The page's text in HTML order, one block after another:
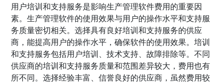
用户培训和支持服务是影响生产管理软件费用的重要因
素。生产管理软件的使用效果与用户的操作水平和支持服
务质量密切相关。选择具有良好培训和支持服务的供应
商，能提高用户的操作水平，确保软件的使用效果。培训
和支持服务包括用户培训、技术支持、故障排除等。不同
供应商的培训和支持服务质量和范围差异较大，费用也有
所不同。选择经验丰富、信誉良好的供应商，虽然费用较